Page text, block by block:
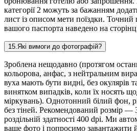
категорії 2 можуть за бажанням
лист із описом мети поїздки. Точний
вашого паспорта наведено на
15 Які вимоги до фотографій?
Зроблена нещодавно (протягом
кольорова, анфас, з нейтральним
вуха мають бути видні, без окулярів
винятком випадків, коли їх носять
міркувань). Однотонний білий фон,
без тіней. Рекомендований розмір —
роздільній здатності 400 dpi. Ми
ваше фото і попросимо завантажити